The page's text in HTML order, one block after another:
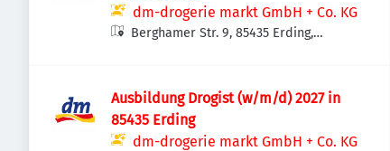
dm-drogerie markt GmbH + Co. KG
Berghamer Str. 9, 85435 Erding,
Ausbildung Drogist (w/m/d) 2027 in
85435 Erding
dm-drogerie markt GmbH + Co. KG